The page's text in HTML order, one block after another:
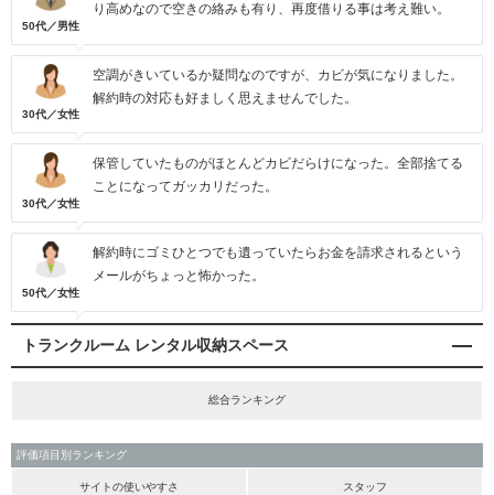
50代／男性
り高めなので空きの絡みも有り、再度借りる事は考え難い。
30代／女性
空調がきいているか疑問なのですが、カビが気になりました。
解約時の対応も好ましく思えませんでした。
30代／女性
保管していたものがほとんどカビだらけになった。全部捨てる
ことになってガッカリだった。
50代／女性
解約時にゴミひとつでも遺っていたらお金を請求されるという
メールがちょっと怖かった。
トランクルーム レンタル収納スペース
総合ランキング
評価項目別ランキング
サイトの使いやすさ スタッフ